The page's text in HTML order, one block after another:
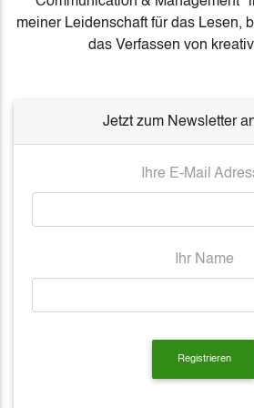
meiner Leidenschaft für das Lesen,
das Verfassen von
Jetzt zum Newsletter
Ihre E-Mail
Ihr Name